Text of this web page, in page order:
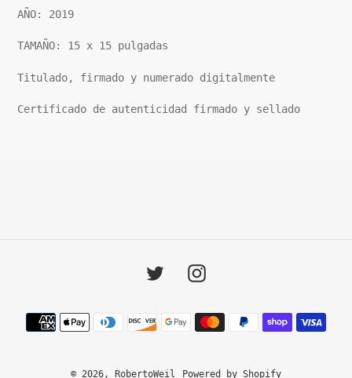
cart
AÑO: 2019
TAMAÑO: 15 x 15 pulgadas
Titulado, firmado y numerado digitalmente
Certificado de autenticidad firmado y sellado
TwitterInstagram
Payment
methods
© 2026, RobertoWeil Powered by Shopify